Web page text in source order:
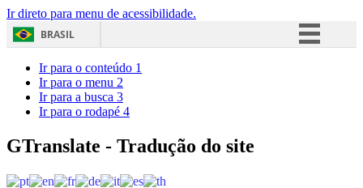
Ir direto para menu de acessibilidade.
BRASIL
Acesso à informação
Ir para o conteúdo 1
Ir para o menu 2
Ir para a busca 3
Ir para o rodapé 4
GTranslate - Tradução do site